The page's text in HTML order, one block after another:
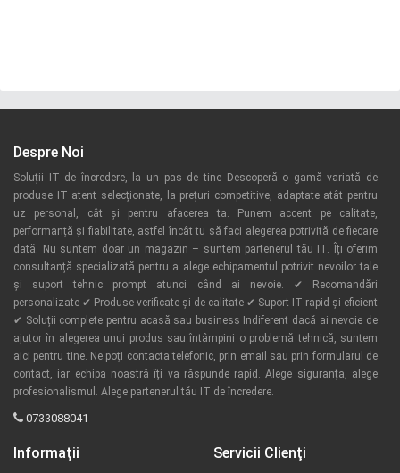
Despre Noi
Soluții IT de încredere, la un pas de tine Descoperă o gamă variată de
produse IT atent selecționate, la prețuri competitive, adaptate atât pentru
uz personal, cât și pentru afacerea ta. Punem accent pe calitate,
performanță și fiabilitate, astfel încât tu să faci alegerea potrivită de fiecare
dată. Nu suntem doar un magazin – suntem partenerul tău IT. Îți oferim
consultanță specializată pentru a alege echipamentul potrivit nevoilor tale
și suport tehnic prompt atunci când ai nevoie. ✔ Recomandări
personalizate ✔ Produse verificate și de calitate ✔ Suport IT rapid și eficient
✔ Soluții complete pentru acasă sau business Indiferent dacă ai nevoie de
ajutor în alegerea unui produs sau întâmpini o problemă tehnică, suntem
aici pentru tine. Ne poți contacta telefonic, prin email sau prin formularul de
contact, iar echipa noastră îți va răspunde rapid. Alege siguranța, alege
profesionalismul. Alege partenerul tău IT de încredere.
0733088041
Informaţii Servicii Clienţi